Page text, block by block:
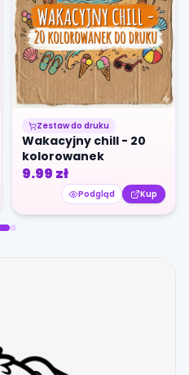
Zestaw do druku
Wakacyjny chill - 20
kolorowanek
9.99 zł
Podgląd Kup